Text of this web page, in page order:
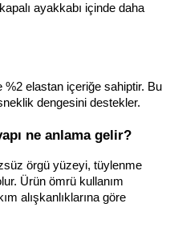
ayakkabı içinde daha
elastan içeriğe sahiptir. Bu
dengesini destekler.
ne anlama gelir?
örgü yüzeyi, tüylenme
Ürün ömrü kullanım
alışkanlıklarına göre